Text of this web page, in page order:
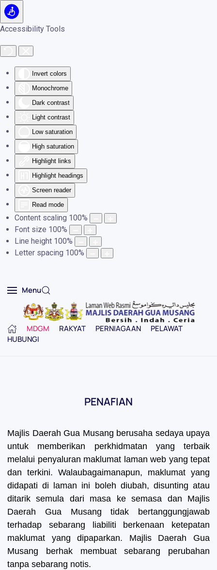
Accessibility Tools
Invert colors
Monochrome
Dark contrast
Light contrast
Low saturation
High saturation
Highlight links
Highlight headings
Screen reader
Read mode
Content scaling 100%
Font size 100%
Line height 100%
Letter spacing 100%
Skip to main content
Menu
MDGM RAKYAT PERNIAGAAN
PELAWAT
HUBUNGI
PENAFIAN
Majlis Daerah Gua Musang berusaha sedaya upaya
untuk memberikan perkhidmatan yang terbaik
melalui penyaluran maklumat laman web yang tepat
dan terkini. Walaubagaimanapun, maklumat yang
didapati di laman ini boleh diubah, disunting atau
ditarik semula dari masa ke semasa dan Majlis
Daerah Gua Musang tidak bertanggungjawab
terhadap sebarang liabiliti berkenaan ketepatan
maklumat yang dipaparkan. Majlis Daerah Gua
Musang berhak membuat sebarang perubahan
tanpa sebarang notis.